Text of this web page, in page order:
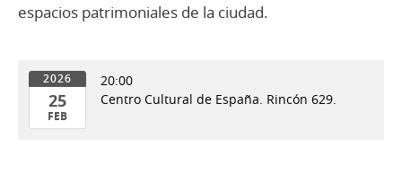
espacios patrimoniales de la ciudad.
2026
25
FEB
20:00
Centro Cultural de España. Rincón 629.